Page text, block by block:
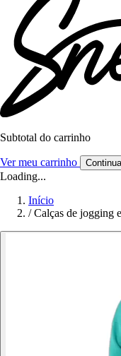
Subtotal do carrinho
Ver meu carrinho
Loading...
Início
/ Calças de jogging